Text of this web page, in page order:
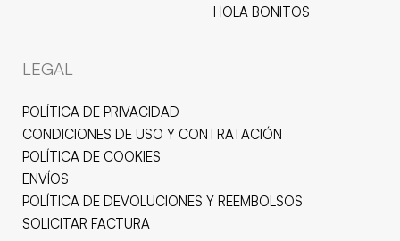
HOLA BONITOS
LEGAL
POLÍTICA DE PRIVACIDAD
CONDICIONES DE USO Y CONTRATACIÓN
POLÍTICA DE COOKIES
ENVÍOS
POLÍTICA DE DEVOLUCIONES Y REEMBOLSOS
SOLICITAR FACTURA